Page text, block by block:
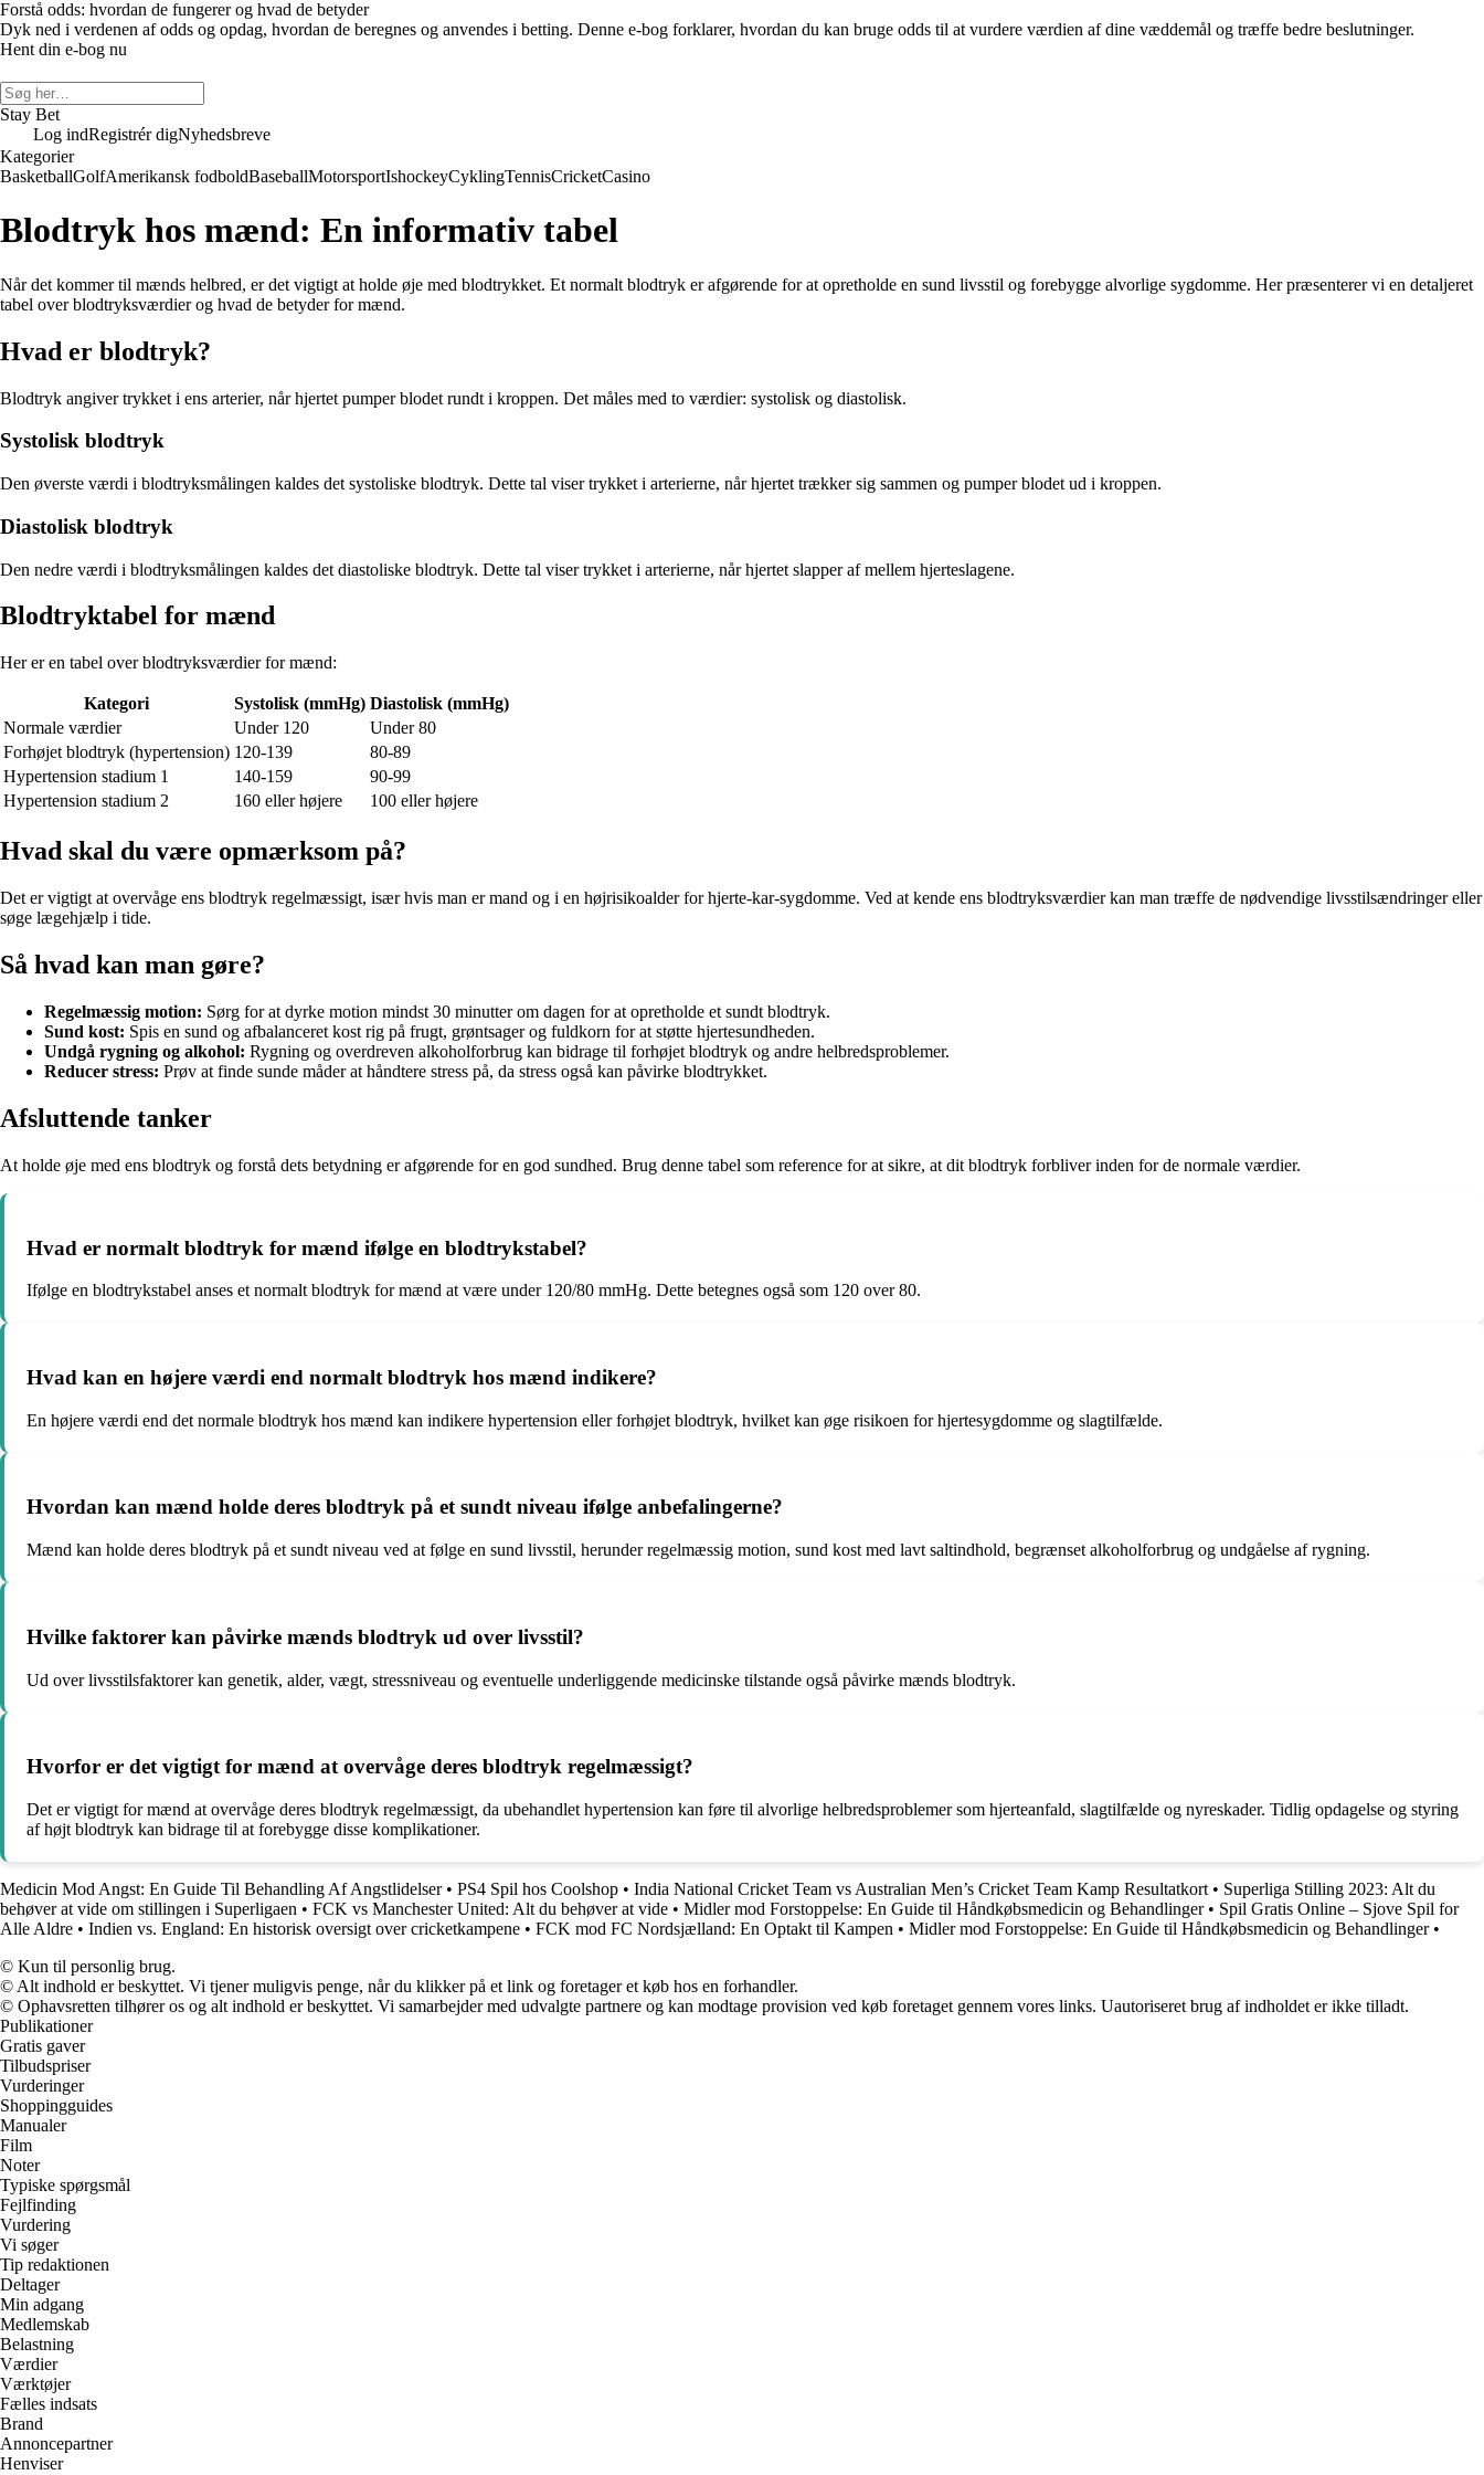
Forstå odds: hvordan de fungerer og hvad de betyder
Dyk ned i verdenen af odds og opdag, hvordan de beregnes og anvendes i betting. Denne e-bog forklarer, hvordan du kan bruge odds til at vurdere værdien af dine væddemål og træffe bedre beslutninger.
Hent din e-bog nu
Stay Bet
Log indRegistrér digNyhedsbreve
Kategorier
BasketballGolfAmerikansk fodboldBaseballMotorsportIshockeyCyklingTennisCricketCasino
Blodtryk hos mænd: En informativ tabel
Når det kommer til mænds helbred, er det vigtigt at holde øje med blodtrykket. Et normalt blodtryk er afgørende for at opretholde en sund livsstil og forebygge alvorlige sygdomme. Her præsenterer vi en detaljeret
tabel over blodtryksværdier og hvad de betyder for mænd.
Hvad er blodtryk?
Blodtryk angiver trykket i ens arterier, når hjertet pumper blodet rundt i kroppen. Det måles med to værdier: systolisk og diastolisk.
Systolisk blodtryk
Den øverste værdi i blodtryksmålingen kaldes det systoliske blodtryk. Dette tal viser trykket i arterierne, når hjertet trækker sig sammen og pumper blodet ud i kroppen.
Diastolisk blodtryk
Den nedre værdi i blodtryksmålingen kaldes det diastoliske blodtryk. Dette tal viser trykket i arterierne, når hjertet slapper af mellem hjerteslagene.
Blodtryktabel for mænd
Her er en tabel over blodtryksværdier for mænd:
Kategori Systolisk (mmHg) Diastolisk (mmHg)
Normale værdier
Under 120
Under 80
Forhøjet blodtryk (hypertension) 120-139
80-89
Hypertension stadium 1
140-159
90-99
Hypertension stadium 2
160 eller højere 100 eller højere
Hvad skal du være opmærksom på?
Det er vigtigt at overvåge ens blodtryk regelmæssigt, især hvis man er mand og i en højrisikoalder for hjerte-kar-sygdomme. Ved at kende ens blodtryksværdier kan man træffe de nødvendige livsstilsændringer eller
søge lægehjælp i tide.
Så hvad kan man gøre?
Regelmæssig motion: Sørg for at dyrke motion mindst 30 minutter om dagen for at opretholde et sundt blodtryk.
Sund kost: Spis en sund og afbalanceret kost rig på frugt, grøntsager og fuldkorn for at støtte hjertesundheden.
Undgå rygning og alkohol: Rygning og overdreven alkoholforbrug kan bidrage til forhøjet blodtryk og andre helbredsproblemer.
Reducer stress: Prøv at finde sunde måder at håndtere stress på, da stress også kan påvirke blodtrykket.
Afsluttende tanker
At holde øje med ens blodtryk og forstå dets betydning er afgørende for en god sundhed. Brug denne tabel som reference for at sikre, at dit blodtryk forbliver inden for de normale værdier.
Hvad er normalt blodtryk for mænd ifølge en blodtrykstabel?
Ifølge en blodtrykstabel anses et normalt blodtryk for mænd at være under 120/80 mmHg. Dette betegnes også som 120 over 80.
Hvad kan en højere værdi end normalt blodtryk hos mænd indikere?
En højere værdi end det normale blodtryk hos mænd kan indikere hypertension eller forhøjet blodtryk, hvilket kan øge risikoen for hjertesygdomme og slagtilfælde.
Hvordan kan mænd holde deres blodtryk på et sundt niveau ifølge anbefalingerne?
Mænd kan holde deres blodtryk på et sundt niveau ved at følge en sund livsstil, herunder regelmæssig motion, sund kost med lavt saltindhold, begrænset alkoholforbrug og undgåelse af rygning.
Hvilke faktorer kan påvirke mænds blodtryk ud over livsstil?
Ud over livsstilsfaktorer kan genetik, alder, vægt, stressniveau og eventuelle underliggende medicinske tilstande også påvirke mænds blodtryk.
Hvorfor er det vigtigt for mænd at overvåge deres blodtryk regelmæssigt?
Det er vigtigt for mænd at overvåge deres blodtryk regelmæssigt, da ubehandlet hypertension kan føre til alvorlige helbredsproblemer som hjerteanfald, slagtilfælde og nyreskader. Tidlig opdagelse og styring
af højt blodtryk kan bidrage til at forebygge disse komplikationer.
Medicin Mod Angst: En Guide Til Behandling Af Angstlidelser• PS4 Spil hos Coolshop • India National Cricket Team vs Australian Men’s Cricket Team Kamp Resultatkort • Superliga Stilling 2023: Alt du
behøver at vide om stillingen i Superligaen • FCK vs Manchester United: Alt du behøver at vide • Midler mod Forstoppelse: En Guide til Håndkøbsmedicin og Behandlinger• Spil Gratis Online – Sjove Spil for
Alle Aldre • Indien vs. England: En historisk oversigt over cricketkampene • FCK mod FC Nordsjælland: En Optakt til Kampen • Midler mod Forstoppelse: En Guide til Håndkøbsmedicin og Behandlinger•
© Kun til personlig brug.
© Alt indhold er beskyttet. Vi tjener muligvis penge, når du klikker på et link og foretager et køb hos en forhandler.
© Ophavsretten tilhører os og alt indhold er beskyttet. Vi samarbejder med udvalgte partnere og kan modtage provision ved køb foretaget gennem vores links. Uautoriseret brug af indholdet er ikke tilladt.
Publikationer
Gratis gaver
Tilbudspriser
Vurderinger
Shoppingguides
Manualer
Film
Noter
Typiske spørgsmål
Fejlfinding
Vurdering
Vi søger
Tip redaktionen
Deltager
Min adgang
Medlemskab
Belastning
Værdier
Værktøjer
Fælles indsats
Brand
Annoncepartner
Henviser